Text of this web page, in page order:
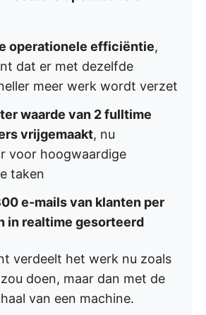
operationele efficiëntie,
dat er met dezelfde
meer werk wordt verzet
waarde van 2 fulltime
vrijgemaakt, nu
voor hoogwaardige
taken
e-mails van klanten per
in realtime gesorteerd
verdeelt het werk nu zoals
doen, maar dan met de
van een machine.